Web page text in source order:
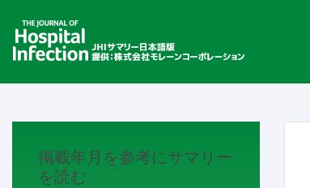
掲載年月を参考にサマリー
を読む